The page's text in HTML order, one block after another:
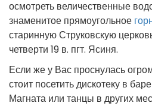
осмотреть величественные
знаменитое прямоугольное
старинную Струковскую
четверти 19 в. пгт. Ясиня.
Если же у Вас проснулась
стоит посетить дискотеку в
Магната или танцы в других